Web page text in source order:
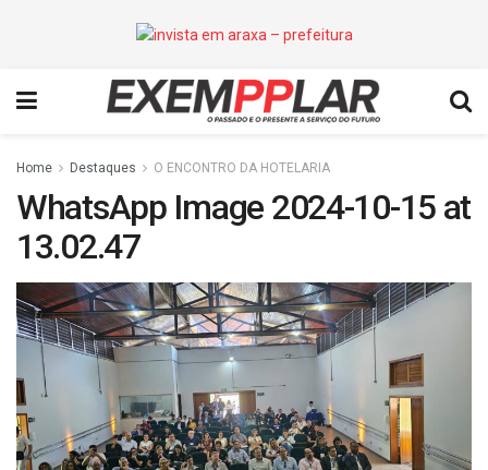
Home Destaques O ENCONTRO DA HOTELARIA
WhatsApp Image 2024-10-15 at
13.02.47